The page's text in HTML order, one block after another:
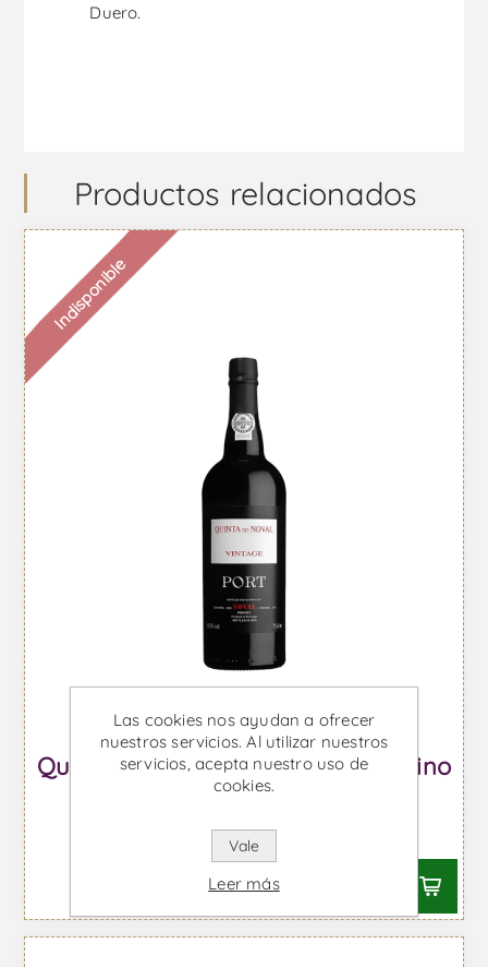
Duero.
Productos relacionados
Indisponible
Quinta do Noval Vintage 2003 - Vino
de Oporto
Desde €132,41 IVA incl.
Las cookies nos ayudan a ofrecer
nuestros servicios. Al utilizar nuestros
servicios, acepta nuestro uso de
cookies.
Vale
Leer más